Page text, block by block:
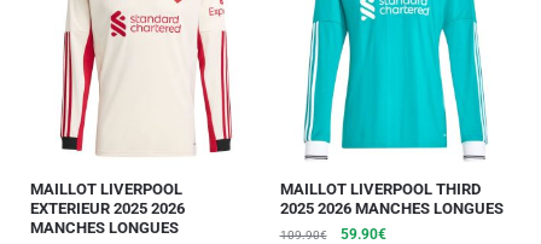
MAILLOT LIVERPOOL
EXTERIEUR 2025 2026
MANCHES LONGUES
MAILLOT LIVERPOOL THIRD
2025 2026 MANCHES LONGUES
109.90€ 59.90€